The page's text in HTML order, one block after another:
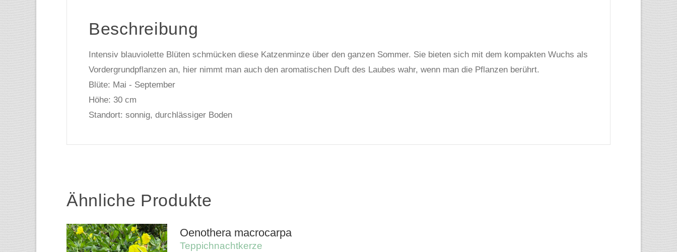
Beschreibung
Intensiv blauviolette Blüten schmücken diese Katzenminze über den ganzen Sommer. Sie bieten sich mit dem kompakten Wuchs als
Vordergrundpflanzen an, hier nimmt man auch den aromatischen Duft des Laubes wahr, wenn man die Pflanzen berührt.
Blüte: Mai - September
Höhe: 30 cm
Standort: sonnig, durchlässiger Boden
Ähnliche Produkte
Oenothera macrocarpa
Teppichnachtkerze